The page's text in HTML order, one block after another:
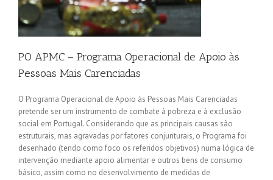
PO APMC – Programa Operacional de Apoio às
Pessoas Mais Carenciadas
O Programa Operacional de Apoio às Pessoas Mais Carenciadas
pretende ser um instrumento de combate à pobreza e à exclusão
social em Portugal. Considerando que as principais causas são
estruturais, mas agravadas por fatores conjunturais, o Programa foi
desenhado (tendo como foco os referidos objetivos) numa lógica de
intervenção mediante apoio alimentar e outros bens de consumo
básico, assim como no desenvolvimento de medidas de